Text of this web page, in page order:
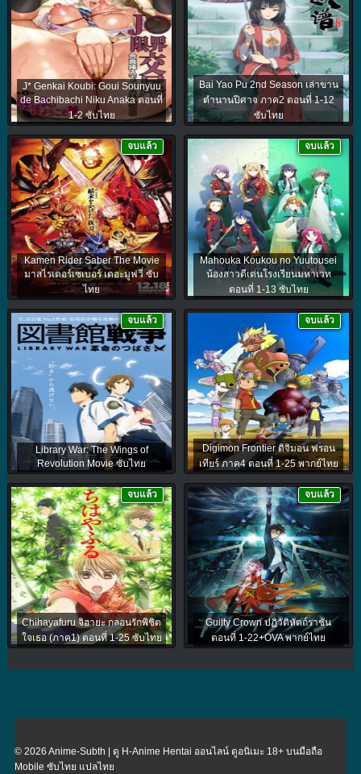
J* Genkai Koubi: Goui Sounyuu
de Bachibachi Niku Anaka ตอนที่
1-2 ซับไทย
Bai Yao Pu 2nd Season เล่าขาน
ตำนานปีศาจ ภาค2 ตอนที่ 1-12
ซับไทย
Kamen Rider Saber The Movie
มาสไรเดอร์เซเบอร์ เดอะมูฟวี่ ซับ
ไทย
จบแล้ว
Mahouka Koukou no Yuutousei
น้องสาวดีเด่นโรงเรียนมหาเวท
ตอนที่ 1-13 ซับไทย
จบแล้ว
Library War: The Wings of
Revolution Movie ซับไทย
จบแล้ว
Digimon Frontier ดิจิมอน ฟรอน
เทียร์ ภาค4 ตอนที่ 1-25 พากย์ไทย
จบแล้ว
Chihayafuru จิฮายะ กลอนรักพิชิต
ใจเธอ (ภาค1) ตอนที่ 1-25 ซับไทย
จบแล้ว
Guilty Crown ปฏิวัติหัตถ์ราชัน
ตอนที่ 1-22+OVA พากย์ไทย
จบแล้ว
© 2026 Anime-Subth | ดู H-Anime Hentai ออนไลน์ ดูอนิเมะ 18+ บนมือถือ
Mobile ซับไทย แปลไทย